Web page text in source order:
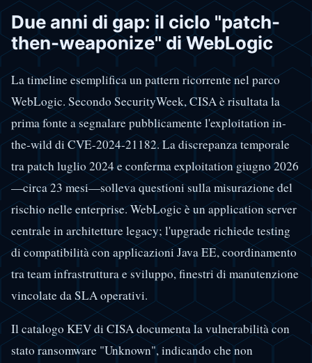
Due anni di gap: il ciclo "patch-
then-weaponize" di WebLogic
La timeline esemplifica un pattern ricorrente nel parco
WebLogic. Secondo SecurityWeek, CISA è risultata la
prima fonte a segnalare pubblicamente l'exploitation in-
the-wild di CVE-2024-21182. La discrepanza temporale
tra patch luglio 2024 e conferma exploitation giugno 2026
—circa 23 mesi—solleva questioni sulla misurazione del
rischio nelle enterprise. WebLogic è un application server
centrale in architetture legacy; l'upgrade richiede testing
di compatibilità con applicazioni Java EE, coordinamento
tra team infrastruttura e sviluppo, finestri di manutenzione
vincolate da SLA operativi.
Il catalogo KEV di CISA documenta la vulnerabilità con
stato ransomware "Unknown", indicando che non